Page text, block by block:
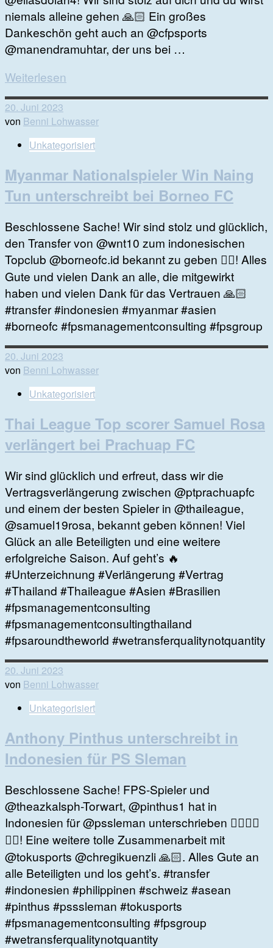
niemals alleine gehen 🙏🏻 Ein großes
Dankeschön geht auch an @cfpsports
@manendramuhtar, der uns bei …
Weiterlesen
20. Juni 2023
von Benni Lohwasser
Unkategorisiert
Myanmar Nationalspieler Win Naing
Tun unterschreibt bei Borneo FC
Beschlossene Sache! Wir sind stolz und glücklich,
den Transfer von @wnt10 zum indonesischen
Topclub @borneofc.id bekannt zu geben 👍🏻! Alles
Gute und vielen Dank an alle, die mitgewirkt
haben und vielen Dank für das Vertrauen 🙏🏻
#transfer #indonesien #myanmar #asien
#borneofc #fpsmanagementconsulting #fpsgroup
20. Juni 2023
von Benni Lohwasser
Unkategorisiert
Thai League Top scorer Samuel Rosa
verlängert bei Prachuap FC
Wir sind glücklich und erfreut, dass wir die
Vertragsverlängerung zwischen @ptprachuapfc
und einem der besten Spieler in @thaileague,
@samuel19rosa, bekannt geben können! Viel
Glück an alle Beteiligten und eine weitere
erfolgreiche Saison. Auf geht’s 🔥
#Unterzeichnung #Verlängerung #Vertrag
#Thailand #Thaileague #Asien #Brasilien
#fpsmanagementconsulting
#fpsmanagementconsultingthailand
#fpsaroundtheworld #wetransferqualitynotquantity
20. Juni 2023
von Benni Lohwasser
Unkategorisiert
Anthony Pinthus unterschreibt in
Indonesien für PS Sleman
Beschlossene Sache! FPS-Spieler und
@theazkalsph-Torwart, @pinthus1 hat in
Indonesien für @pssleman unterschrieben 👍🏻✌🏻
👏🏻! Eine weitere tolle Zusammenarbeit mit
@tokusports @chregikuenzli 🙏🏻. Alles Gute an
alle Beteiligten und los geht’s. #transfer
#indonesien #philippinen #schweiz #asean
#pinthus #psssleman #tokusports
#fpsmanagementconsulting #fpsgroup
#wetransferqualitynotquantity